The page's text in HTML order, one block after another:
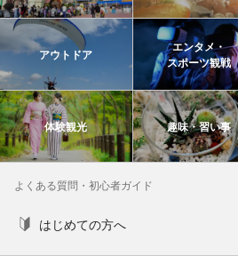
アウトドア
エンタメ・
スポーツ観戦
体験観光 趣味・習い事
よくある質問・初心者ガイド
はじめての方へ